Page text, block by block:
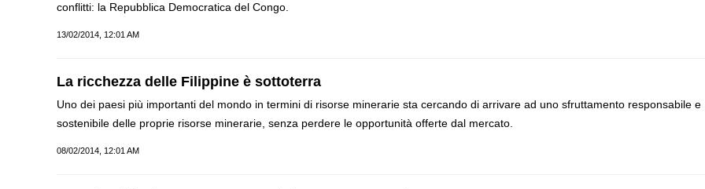
conflitti: la Repubblica Democratica del Congo.
13/02/2014, 12:01 AM
La ricchezza delle Filippine è sottoterra
Uno dei paesi più importanti del mondo in termini di risorse minerarie sta cercando di arrivare ad uno sfruttamento responsabile e
sostenibile delle proprie risorse minerarie, senza perdere le opportunità offerte dal mercato.
08/02/2014, 12:01 AM